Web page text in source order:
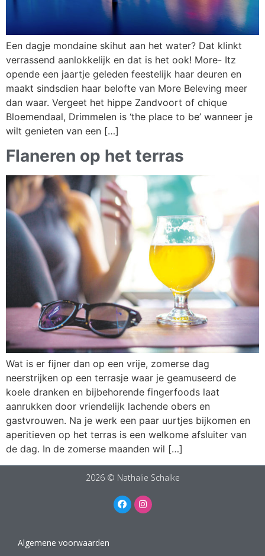
Een dagje mondaine skihut aan het water? Dat klinkt
verrassend aanlokkelijk en dat is het ook! More- Itz
opende een jaartje geleden feestelijk haar deuren en
maakt sindsdien haar belofte van More Beleving meer
dan waar. Vergeet het hippe Zandvoort of chique
Bloemendaal, Drimmelen is ‘the place to be’ wanneer je
wilt genieten van een […]
Flaneren op het terras
Wat is er fijner dan op een vrije, zomerse dag
neerstrijken op een terrasje waar je geamuseerd de
koele dranken en bijbehorende fingerfoods laat
aanrukken door vriendelijk lachende obers en
gastvrouwen. Na je werk een paar uurtjes bijkomen en
aperitieven op het terras is een welkome afsluiter van
de dag. In de zomerse maanden wil […]
2026 © Nathalie Schalke
Algemene voorwaarden